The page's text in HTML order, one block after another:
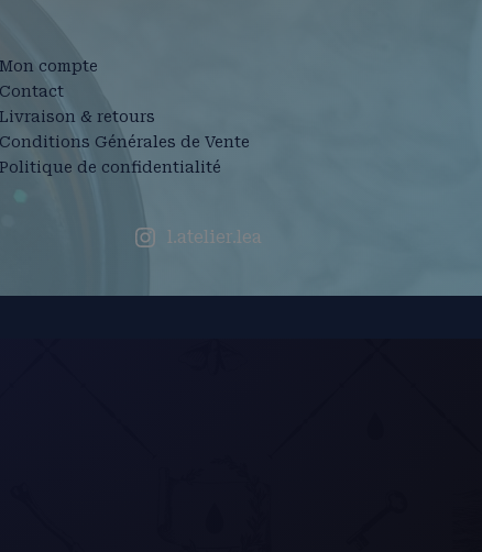
Mon compte
Contact
Livraison & retours
Conditions Générales de Vente
Politique de confidentialité
l.atelier.lea